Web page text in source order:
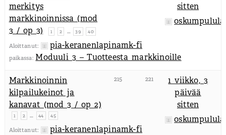
merkitys
markkinoinnissa (mod
3 / op 3)
1 2 … 39 40
Aloittanut: pia-keranenlapinamk-fi
paikassa: Moduuli 3 – Tuotteesta markkinoille
sitten
Markkinoinnin
kilpailukeinot ja
kanavat (mod 3 / op 2)
1 2 … 44 45
Aloittanut: pia-keranenlapinamk-fi
215 221
1 viikko, 3
päivää
sitten